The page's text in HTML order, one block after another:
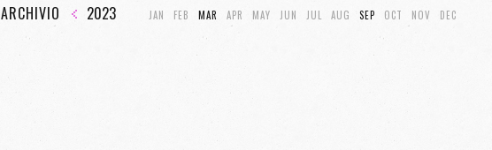
ARCHIVIO 2023 JAN FEB MAR APR MAY JUN JUL AUG SEP OCT NOV DEC